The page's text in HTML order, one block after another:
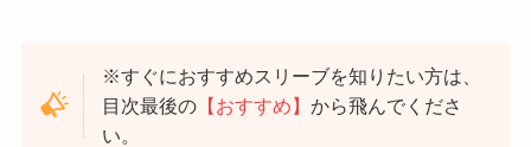
※すぐにおすすめスリーブを知りたい方は、
目次最後の 【おすすめ】から飛んでくださ
い。